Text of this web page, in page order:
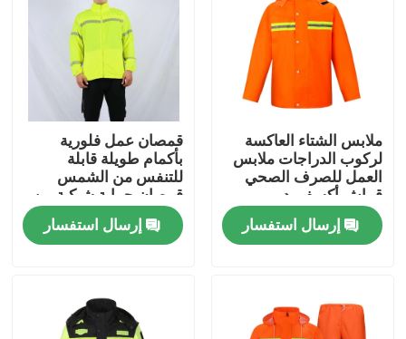
مراقبة الجودة
اتصل بنا
اطلب اقتباس
الزي العسكري القتالي
درع عسكري باليستي
ملابس الشتاء العاكسة
لركوب الدراجات ملابس
العمل للصرف الصحي
قماش أكسفورد
إرسال استفسار
قمصان عمل فلورية
بأكمام طويلة قابلة
للتنفس من الشمس
قمصان حماية شبكية من
القماش الفلوريسنت
إرسال استفسار